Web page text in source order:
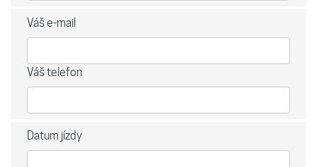
Váš e-mail
Váš telefon
Datum jízdy